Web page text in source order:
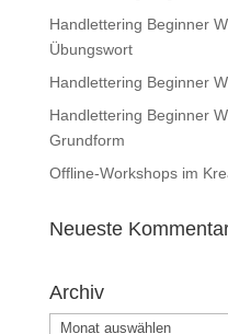
Handlettering Beginner
Übungswort
Handlettering Beginner
Handlettering Beginner
Grundform
Offline-Workshops im
Neueste
Archiv
Archiv